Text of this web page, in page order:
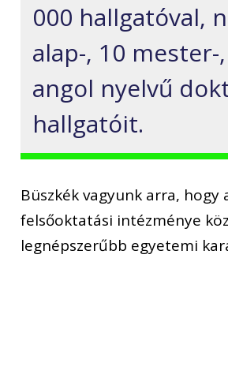
000 hallgatóval,
alap-, 10 mester-
angol nyelvű
hallgatóit.
Büszkék vagyunk arra, hogy
felsőoktatási intézménye
legnépszerűbb egyetemi